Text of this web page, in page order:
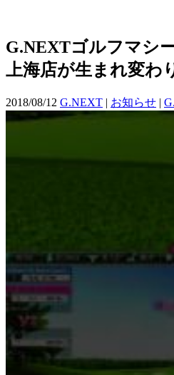
G.NEXTゴルフマシ
上海店が生まれ変わ
2018/08/12 G.NEXT | お知らせ |